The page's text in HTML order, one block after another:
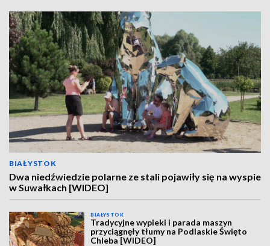
BIAŁYSTOK
Dwa niedźwiedzie polarne ze stali pojawiły się na wyspie
w Suwałkach [WIDEO]
BIAŁYSTOK
Tradycyjne wypieki i parada maszyn
przyciągnęły tłumy na Podlaskie Święto
Chleba [WIDEO]